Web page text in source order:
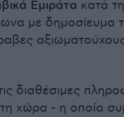
Εμιράτα κατά
με δημοσίευμα
διαθέσιμες
χώρα - η οποία